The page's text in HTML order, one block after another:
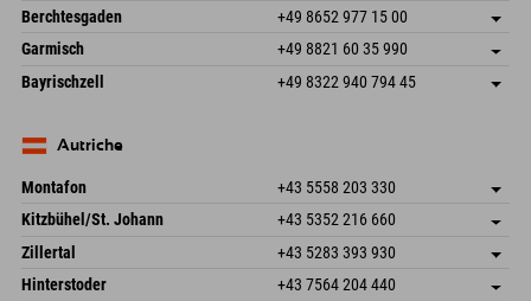
Allemagne
Réservation
An der Riese 45
87484 Nesselwang im Allgäu
Allemagne
Enregistrer l'adresse
Informations d'arrivée
Réservation
Berchtesgaden +49 8652 977 15 00
Hofreitstr. 7
Allemagne
Enregistrer l'adresse
Réservation
Garmisch +49 8821 60 35 990
Frickenstraße 22
82490 Farchant
Enregistrer l'adresse
Informations d'arrivée
Bayrischzell +49 8322 940 794 45
Allemagne
Autriche
Montafon +43 5558 203 330
Dorfstr. 127b
6793 Gaschurn/Montafon
Autriche
Enregistrer l'adresse
Réservation
Kitzbühel/St. Johann +43 5352 216 660
Speckbacherstraße 87
6380 St. Johann in Tirol
Autriche
Enregistrer l'adresse
Informations d'arrivée
Réservation
Zillertal +43 5283 393 930
Schmiedau 2
Enregistrer l'adresse
Hinterstoder +43 7564 204 440